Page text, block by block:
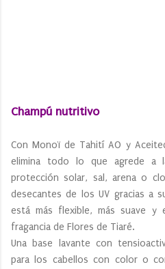
Champú nutritivo
Con Monoï de Tahití AO y
elimina todo lo que agrede a
protección solar, sal, arena o
desecantes de los UV gracias a
está más flexible, más suave y
fragancia de Flores de Tiaré.
Una base lavante con
para los cabellos con color o